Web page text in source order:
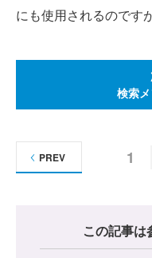
にも使用されるのです
検索
1
PREV
この記事は